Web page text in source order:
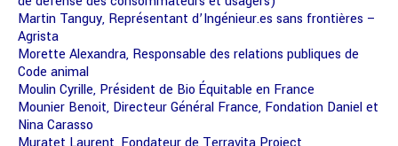
Martin Tanguy, Représentant d’Ingénieur.es sans frontières –
Agrista
Morette Alexandra, Responsable des relations publiques de
Code animal
Moulin Cyrille, Président de Bio Équitable en France
Mounier Benoit, Directeur Général France, Fondation Daniel et
Nina Carasso